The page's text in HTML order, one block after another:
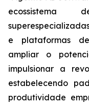
ecossistema
e plataformas
ampliar o
impulsionar a
estabelecendo
produtividade